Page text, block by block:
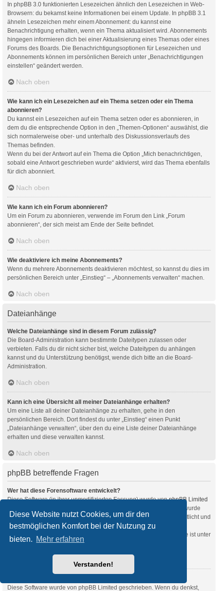
Diese Website nutzt Cookies, um dir den
bestmöglichen Komfort bei der Nutzung zu
bieten. Mehr erfahren
Verstanden!
In phpBB 3.0 funktionierten Lesezeichen ähnlich den Lesezeichen in Web-
Browsern: du bekamst keine Informationen bei einem Update. In phpBB 3.1
ähneln Lesezeichen mehr einem Abonnement: du kannst eine
Benachrichtigung erhalten, wenn ein Thema aktualisiert wird. Abonnements
hingegen informieren dich bei einer Aktualisierung eines Themas oder eines
Forums des Boards. Die Benachrichtigungsoptionen für Lesezeichen und
Abonnements können im persönlichen Bereich unter „Benachrichtigungen
einstellen“ geändert werden.
Nach oben
Wie kann ich ein Lesezeichen auf ein Thema setzen oder ein Thema
abonnieren?
Du kannst ein Lesezeichen auf ein Thema setzen oder es abonnieren, in
dem du die entsprechende Option in den „Themen-Optionen“ auswählst, die
sich normalerweise ober- und unterhalb des Diskussionsverlaufs des
Themas befinden.
Wenn du bei der Antwort auf ein Thema die Option „Mich benachrichtigen,
sobald eine Antwort geschrieben wurde“ aktivierst, wird das Thema ebenfalls
für dich abonniert.
Nach oben
Wie kann ich ein Forum abonnieren?
Um ein Forum zu abonnieren, verwende im Forum den Link „Forum
abonnieren“, der sich meist am Ende der Seite befindet.
Nach oben
Wie deaktiviere ich meine Abonnements?
Wenn du mehrere Abonnements deaktivieren möchtest, so kannst du dies im
persönlichen Bereich unter „Einstieg“ – „Abonnements verwalten“ machen.
Nach oben
Dateianhänge
Welche Dateianhänge sind in diesem Forum zulässig?
Die Board-Administration kann bestimmte Dateitypen zulassen oder
verbieten. Falls du dir nicht sicher bist, welche Dateitypen du anhängen
kannst und du Unterstützung benötigst, wende dich bitte an die Board-
Administration.
Nach oben
Kann ich eine Übersicht all meiner Dateianhänge erhalten?
Um eine Liste all deiner Dateianhänge zu erhalten, gehe in den
persönlichen Bereich. Dort findest du unter „Einstieg“ einen Punkt
„Dateianhänge verwalten“, über den du eine Liste deiner Dateianhänge
erhalten und diese verwalten kannst.
Nach oben
phpBB betreffende Fragen
Wer hat diese Forensoftware entwickelt?
Diese Software (in ihrer unmodifizierten Fassung) wurde vonphpBB Limited
entwickelt und veröffentlicht. Sie ist urheberrechtlich geschützt. Sie wurde
unter der GNU General Public License, Version 2 (GPL-2.0) veröffentlicht und
kann frei vertrieben werden. Weitere Details findest du
auf der Seite von phpBB Limited
. Eine deutschsprachige Anlaufstelle ist unter
phpBB.de zu finden.
Diese Software wurde von phpBB Limited geschrieben. Wenn du denkst,